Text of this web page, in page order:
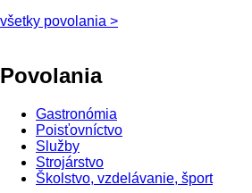
všetky povolania >
Povolania
Gastronómia
Poisťovníctvo
Služby
Strojárstvo
Školstvo, vzdelávanie, šport